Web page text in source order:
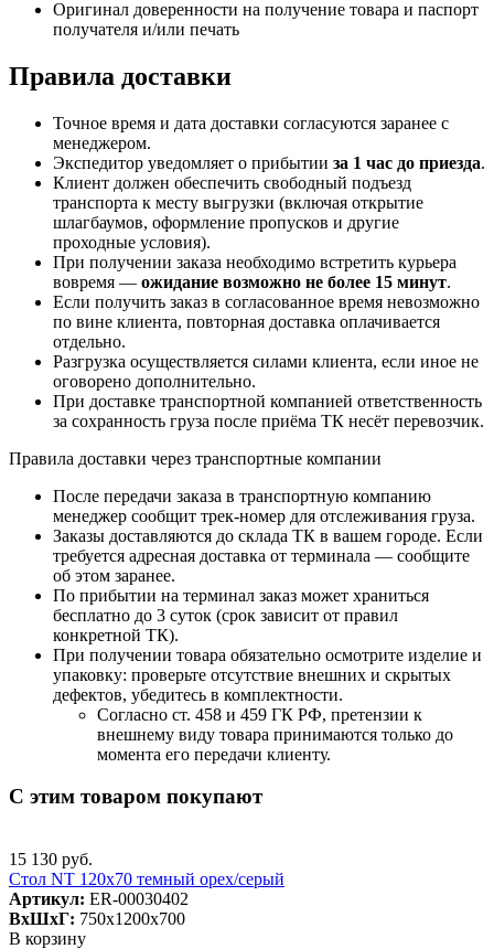
Оригинал доверенности на получение товара и паспорт
получателя и/или печать
Правила доставки
Точное время и дата доставки согласуются заранее с
менеджером.
Экспедитор уведомляет о прибытии за 1 час до приезда.
Клиент должен обеспечить свободный подъезд
транспорта к месту выгрузки (включая открытие
шлагбаумов, оформление пропусков и другие
проходные условия).
При получении заказа необходимо встретить курьера
вовремя — ожидание возможно не более 15 минут.
Если получить заказ в согласованное время невозможно
по вине клиента, повторная доставка оплачивается
отдельно.
Разгрузка осуществляется силами клиента, если иное не
оговорено дополнительно.
При доставке транспортной компанией ответственность
за сохранность груза после приёма ТК несёт перевозчик.
Правила доставки через транспортные компании
После передачи заказа в транспортную компанию
менеджер сообщит трек-номер для отслеживания груза.
Заказы доставляются до склада ТК в вашем городе. Если
требуется адресная доставка от терминала — сообщите
об этом заранее.
По прибытии на терминал заказ может храниться
бесплатно до 3 суток (срок зависит от правил
конкретной ТК).
При получении товара обязательно осмотрите изделие и
упаковку: проверьте отсутствие внешних и скрытых
дефектов, убедитесь в комплектности.
Согласно ст. 458 и 459 ГК РФ, претензии к
внешнему виду товара принимаются только до
момента его передачи клиенту.
С этим товаром покупают
15 130 руб.
Стол NT 120x70 темный орех/серый
Артикул: ER-00030402
ВxШxГ: 750x1200x700
В корзину